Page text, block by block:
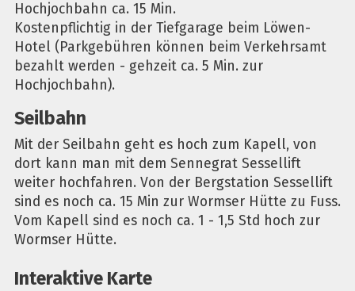
Hochjochbahn ca. 15 Min.
Kostenpflichtig in der Tiefgarage beim Löwen-
Hotel (Parkgebühren können beim Verkehrsamt
bezahlt werden - gehzeit ca. 5 Min. zur
Hochjochbahn).
Seilbahn
Mit der Seilbahn geht es hoch zum Kapell, von
dort kann man mit dem Sennegrat Sessellift
weiter hochfahren. Von der Bergstation Sessellift
sind es noch ca. 15 Min zur Wormser Hütte zu Fuss.
Vom Kapell sind es noch ca. 1 - 1,5 Std hoch zur
Wormser Hütte.
Interaktive Karte